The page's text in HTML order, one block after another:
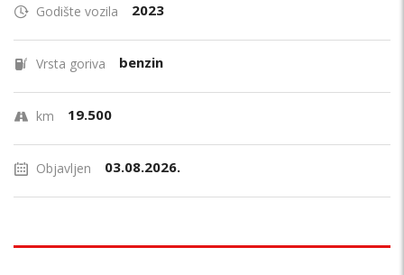
Godište vozila 2023
Vrsta goriva benzin
km 19.500
Objavljen 03.08.2026.